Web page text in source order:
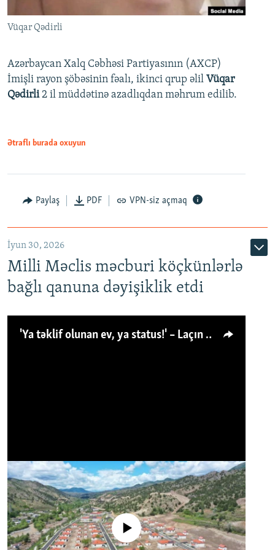
Vüqar Qədirli
Azərbaycan Xalq Cəbhəsi Partiyasının (AXCP)
İmişli rayon şöbəsinin fəalı, ikinci qrup əlil Vüqar
Qədirli2 il müddətinə azadlıqdan məhrum edilib.
Ətraflı burada oxuyun
Paylaş PDF VPN-siz açmaq
İyun 30, 2026
Milli Məclis məcburi köçkünlərlə
bağlı qanuna dəyişiklik etdi
'Ya təklif olunan ev, ya status!' – Laçın köçkünü: 'Laçından başqa heç hara!'
No media source currently available